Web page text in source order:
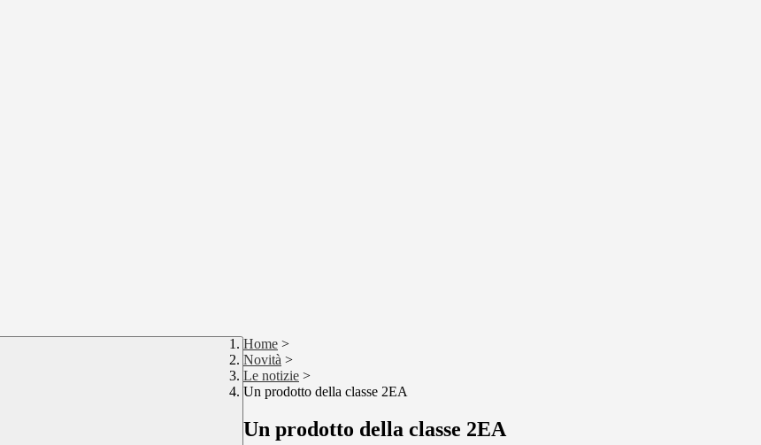
Home >
Novità >
Le notizie >
Un prodotto della classe 2EA
Un prodotto della classe 2EA